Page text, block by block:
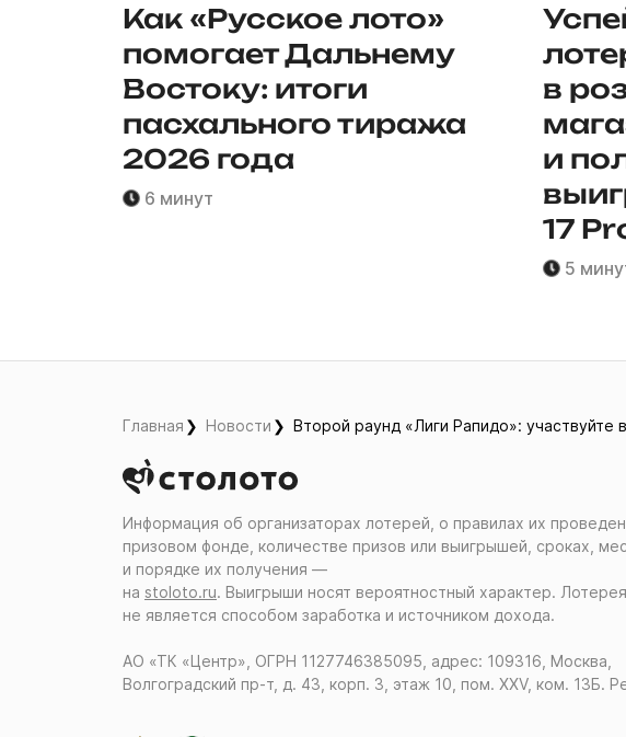
Как «Русское лото»
помогает Дальнему
Востоку: итоги
пасхального тиража
2026 года
6 минут
в
и
17
5
Главная Новости Второй раунд «Лиги Рапидо»:
Информация об организаторах лотерей, о правилах их
призовом фонде, количестве призов или выигрышей, сроках,
и порядке их получения ―
на stoloto.ru. Выигрыши носят вероятностный характер. Лотерея
не является способом заработка и источником дохода.
АО «ТК «Центр», ОГРН 1127746385095, адрес: 109316, Москва,
Волгоградский пр-т, д. 43, корп. 3, этаж 10, пом. XXV, ком. 13Б.